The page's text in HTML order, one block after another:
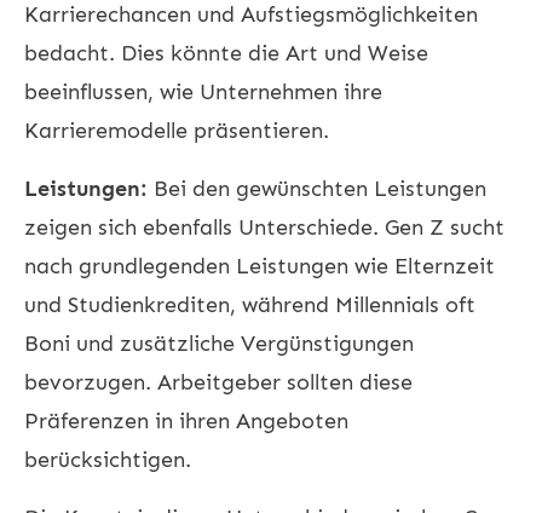
Karrierechancen und Aufstiegsmöglichkeiten
bedacht. Dies könnte die Art und Weise
beeinflussen, wie Unternehmen ihre
Karrieremodelle präsentieren.
Leistungen: Bei den gewünschten Leistungen
zeigen sich ebenfalls Unterschiede. Gen Z sucht
nach grundlegenden Leistungen wie Elternzeit
und Studienkrediten, während Millennials oft
Boni und zusätzliche Vergünstigungen
bevorzugen. Arbeitgeber sollten diese
Präferenzen in ihren Angeboten
berücksichtigen.